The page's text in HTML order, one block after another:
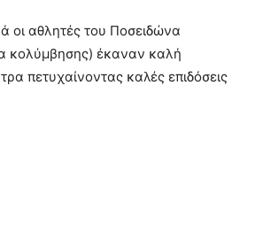
οι αθλητές του Ποσειδώνα
κολύμβησης) έκαναν καλή
πετυχαίνοντας καλές επιδόσεις